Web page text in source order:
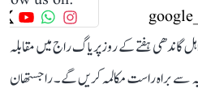
گاندھی ہفتے کے روز پریاگ راج میں مقابلہ
سے براہ راست مکالمہ کریں گے۔ راجستھان